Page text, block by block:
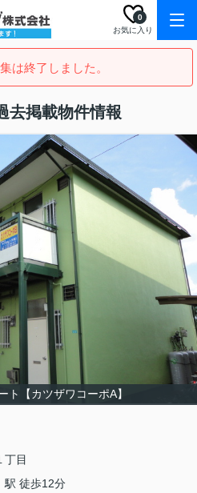
お気に入り
0
は終了しました。
去掲載物件情報
ト【カツザワコーポA】
丁目
駅 徒歩12分